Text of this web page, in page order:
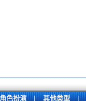
角色扮演 | 其他类型 |